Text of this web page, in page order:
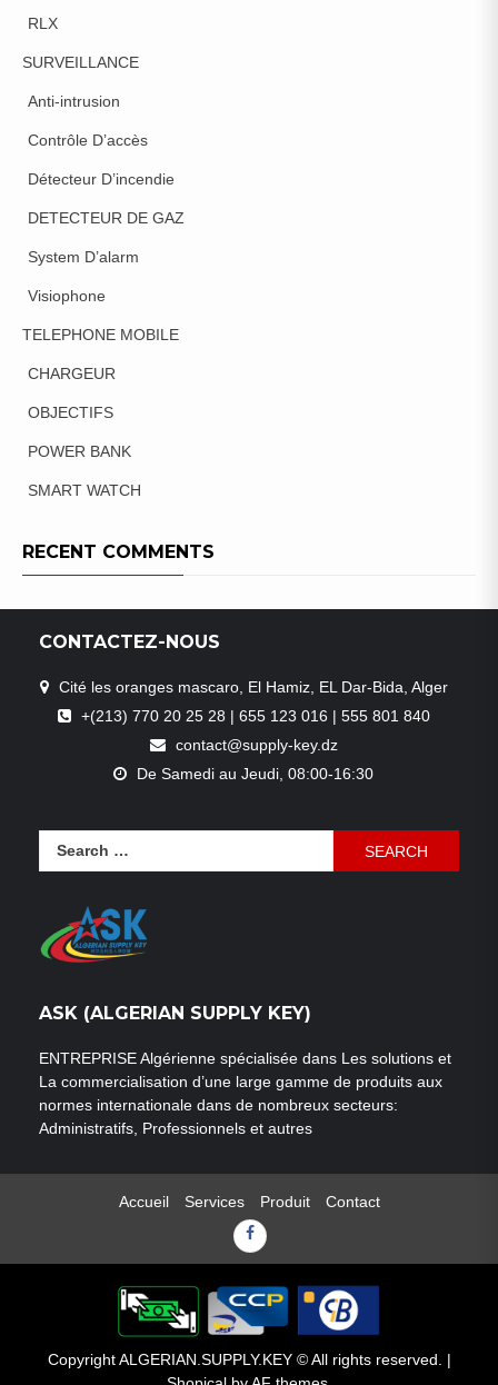
RLX
SURVEILLANCE
Anti-intrusion
Contrôle D’accès
Détecteur D’incendie
DETECTEUR DE GAZ
System D’alarm
Visiophone
TELEPHONE MOBILE
CHARGEUR
OBJECTIFS
POWER BANK
SMART WATCH
RECENT COMMENTS
CONTACTEZ-NOUS
Cité les oranges mascaro, El Hamiz, EL Dar-Bida, Alger
+(213) 770 20 25 28 | 655 123 016 | 555 801 840
contact@supply-key.dz
De Samedi au Jeudi, 08:00-16:30
ASK (ALGERIAN SUPPLY KEY)
ENTREPRISE Algérienne spécialisée dans Les solutions et
La commercialisation d’une large gamme de produits aux
normes internationale dans de nombreux secteurs:
Administratifs, Professionnels et autres
Accueil Services Produit Contact
Facebook
Copyright ALGERIAN.SUPPLY.KEY © All rights reserved. |